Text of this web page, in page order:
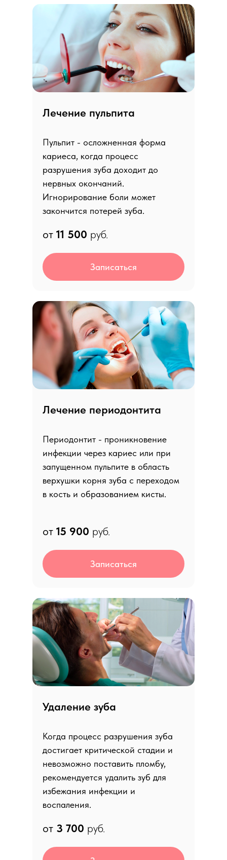
Пульпит - осложненная форма
кариеса, когда процесс
разрушения зуба доходит до
нервных окончаний.
Игнорирование боли может
закончится потерей зуба.
от 11 500 руб.
Записаться
Лечение пульпита
Периодонтит - проникновение
инфекции через кариес или при
запущенном пульпите в область
верхушки корня зуба с переходом
в кость и образованием кисты.
от 15 900 руб.
Записаться
Лечение периодонтита
Когда процесс разрушения зуба
достигает критической стадии и
невозможно поставить пломбу,
рекомендуется удалить зуб для
избежания инфекции и
воспаления.
от 3 700 руб.
Удаление зуба